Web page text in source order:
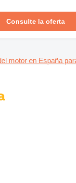
Consulte la oferta
motor en España